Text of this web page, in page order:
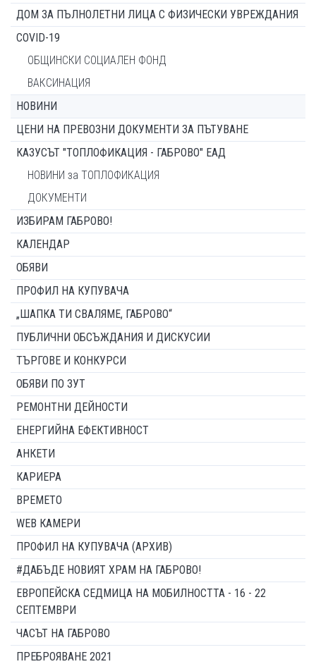
ДОМ ЗА ПЪЛНОЛЕТНИ ЛИЦА С ФИЗИЧЕСКИ УВРЕЖДАНИЯ
COVID-19
ОБЩИНСКИ СОЦИАЛЕН ФОНД
ВАКСИНАЦИЯ
НОВИНИ
ЦЕНИ НА ПРЕВОЗНИ ДОКУМЕНТИ ЗА ПЪТУВАНЕ
КАЗУСЪТ "ТОПЛОФИКАЦИЯ - ГАБРОВО" ЕАД
НОВИНИ за ТОПЛОФИКАЦИЯ
ДОКУМЕНТИ
ИЗБИРАМ ГАБРОВО!
КАЛЕНДАР
ОБЯВИ
ПРОФИЛ НА КУПУВАЧА
„ШАПКА ТИ СВАЛЯМЕ, ГАБРОВО“
ПУБЛИЧНИ ОБСЪЖДАНИЯ И ДИСКУСИИ
ТЪРГОВЕ И КОНКУРСИ
ОБЯВИ ПО ЗУТ
РЕМОНТНИ ДЕЙНОСТИ
ЕНЕРГИЙНА ЕФЕКТИВНОСТ
АНКЕТИ
КАРИЕРА
ВРЕМЕТО
WEB КАМЕРИ
ПРОФИЛ НА КУПУВАЧА (АРХИВ)
#ДАБЪДЕ НОВИЯТ ХРАМ НА ГАБРОВО!
ЕВРОПЕЙСКА СЕДМИЦА НА МОБИЛНОСТТА - 16 - 22
СЕПТЕМВРИ
ЧАСЪТ НА ГАБРОВО
ПРЕБРОЯВАНЕ 2021